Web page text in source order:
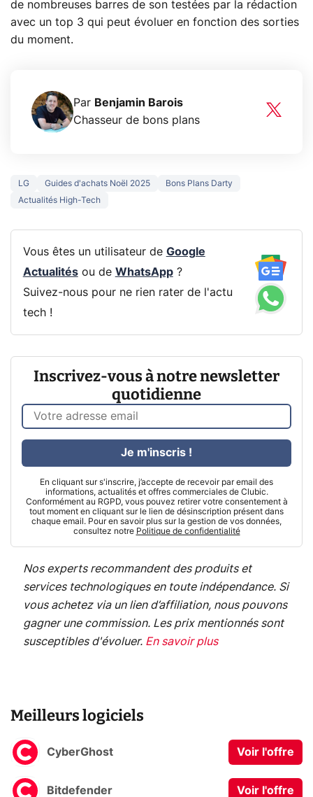
de nombreuses barres de son testées par la rédaction
avec un top 3 qui peut évoluer en fonction des sorties
du moment.
Par Benjamin Barois
Chasseur de bons plans
LG Guides d'achats Noël 2025
Bons Plans Darty
Actualités High-Tech
Vous êtes un utilisateur de Google
Actualitésou de WhatsApp?
Suivez-nous pour ne rien rater de l'actu
tech !
Inscrivez-vous à notre newsletter
quotidienne
En cliquant sur s'inscrire, j’accepte de recevoir par email des
informations, actualités et offres commerciales de Clubic.
Conformément au RGPD, vous pouvez retirer votre consentement à
tout moment en cliquant sur le lien de désinscription présent dans
chaque email. Pour en savoir plus sur la gestion de vos données,
consultez notre Politique de confidentialité
Je m'inscris !
Nos experts recommandent des produits et
services technologiques en toute indépendance. Si
vous achetez via un lien d’affiliation, nous pouvons
gagner une commission. Les prix mentionnés sont
susceptibles d'évoluer. En savoir plus
Meilleurs logiciels
CyberGhost Voir l'offre
Bitdefender Voir l'offre